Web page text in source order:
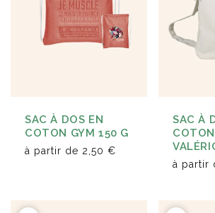
SAC À DOS EN
COTON GYM 150 G
à partir de 2,50 €
SAC À
à partir